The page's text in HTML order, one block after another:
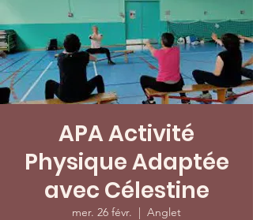
APA Activité
Physique Adaptée
avec Célestine
mer. 26 févr.
  |
Anglet